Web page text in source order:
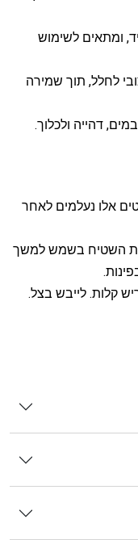
עמיד, ומתאים לשימוש
לחלל, תוך שמירה
אלו נעלמים לאחר
השטיח בשמש למשך
קלות. לייבש בצל.